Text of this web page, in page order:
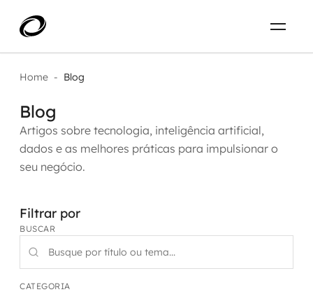
O que resolvemos
Aplicar IA com impacto real
IA Generativa
Agentes de IA
Aceleradores de IA
Projetos
Carreira
PT-BR
Home - Blog
Blog
Artigos sobre tecnologia, inteligência artificial,
dados e as melhores práticas para impulsionar o
seu negócio.
Filtrar por
BUSCAR
CATEGORIA